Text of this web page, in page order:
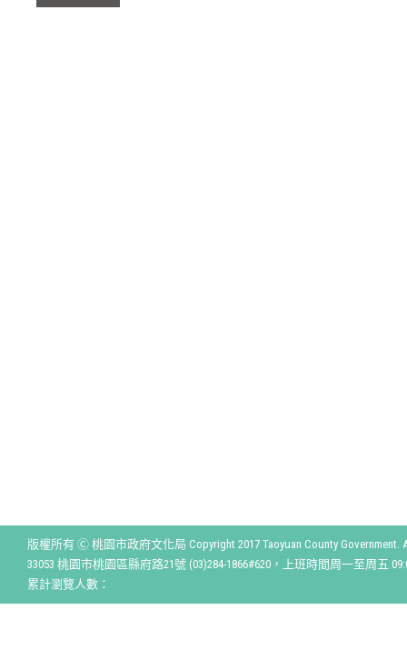
版權所有 Ⓒ 桃園市政府文化局 Copyright 2017 Taoyuan County Government.
33053 桃園市桃園區縣府路21號 (03)284-1866#620，上班時間周一至周五
累計瀏覽人數：